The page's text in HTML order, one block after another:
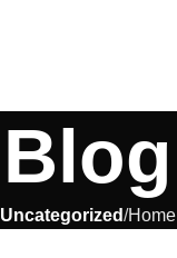
Blog
Home
Uncategorized